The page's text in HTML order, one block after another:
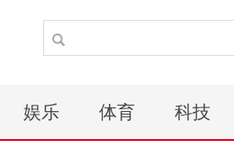
娱乐 体育 科技